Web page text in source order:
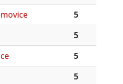
5
5
5
5